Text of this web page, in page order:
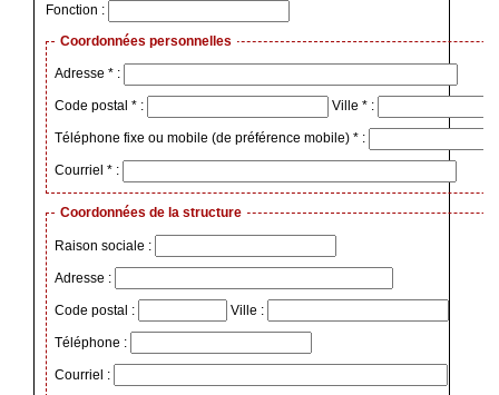
Fonction :
Coordonnées personnelles
Adresse * :
Code postal * : Ville * :
Téléphone fixe ou mobile (de préférence mobile) * :
Courriel * :
Coordonnées de la structure
Raison sociale :
Adresse :
Code postal : Ville :
Téléphone :
Courriel :